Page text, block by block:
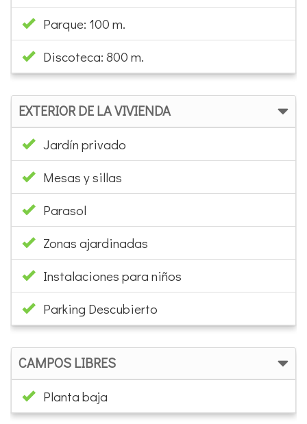
Parque: 100 m.
Discoteca: 800 m.
EXTERIOR DE LA VIVIENDA
Jardín privado
Mesas y sillas
Parasol
Zonas ajardinadas
Instalaciones para niños
Parking Descubierto
CAMPOS LIBRES
Planta baja